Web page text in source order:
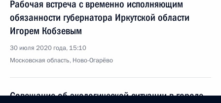
Рабочая встреча с временно исполняющим
обязанности губернатора Иркутской области
Игорем Кобзевым
30 июля 2020 года, 15:10
Московская область, Ново-Огарёво
Совещание об экологической ситуации в городе